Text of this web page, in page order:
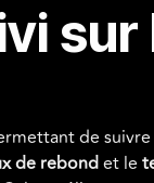
sur
de
de rebondet le